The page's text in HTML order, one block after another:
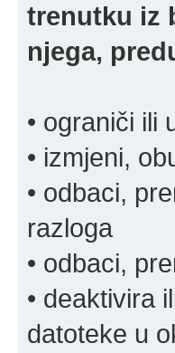
trenutku iz
njega,
• ograniči ili
• izmjeni,
• odbaci,
razloga
• odbaci,
• deaktivira
datoteke u